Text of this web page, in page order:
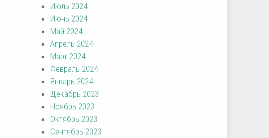
Июль 2024
Июнь 2024
Май 2024
Апрель 2024
Март 2024
Февраль 2024
Январь 2024
Декабрь 2023
Ноябрь 2023
Октябрь 2023
Сентябрь 2023